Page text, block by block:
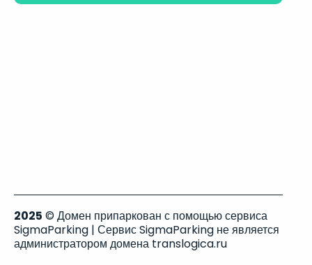
2025 © Домен припаркован с помощью сервиса
SigmaParking | Сервис SigmaParking не является
администратором домена translogica.ru